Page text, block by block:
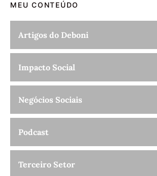
MEU CONTEÚDO
Artigos do Deboni
Impacto Social
Negócios Sociais
Podcast
Terceiro Setor